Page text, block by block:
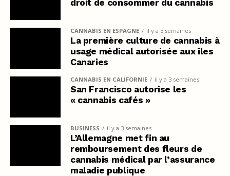
droit de consommer du cannabis
CANNABIS EN ESPAGNE il y a 3 semaines
La première culture de cannabis à
usage médical autorisée aux îles
Canaries
CANNABIS EN CALIFORNIE il y a 3 semaines
San Francisco autorise les
« cannabis cafés »
BUSINESS il y a 3 semaines
L’Allemagne met fin au
remboursement des fleurs de
cannabis médical par l’assurance
maladie publique